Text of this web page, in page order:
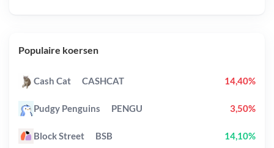
Populaire koersen
Cash Cat CASHCAT 14,40%
Pudgy Penguins PENGU 3,50%
Block Street BSB 14,10%